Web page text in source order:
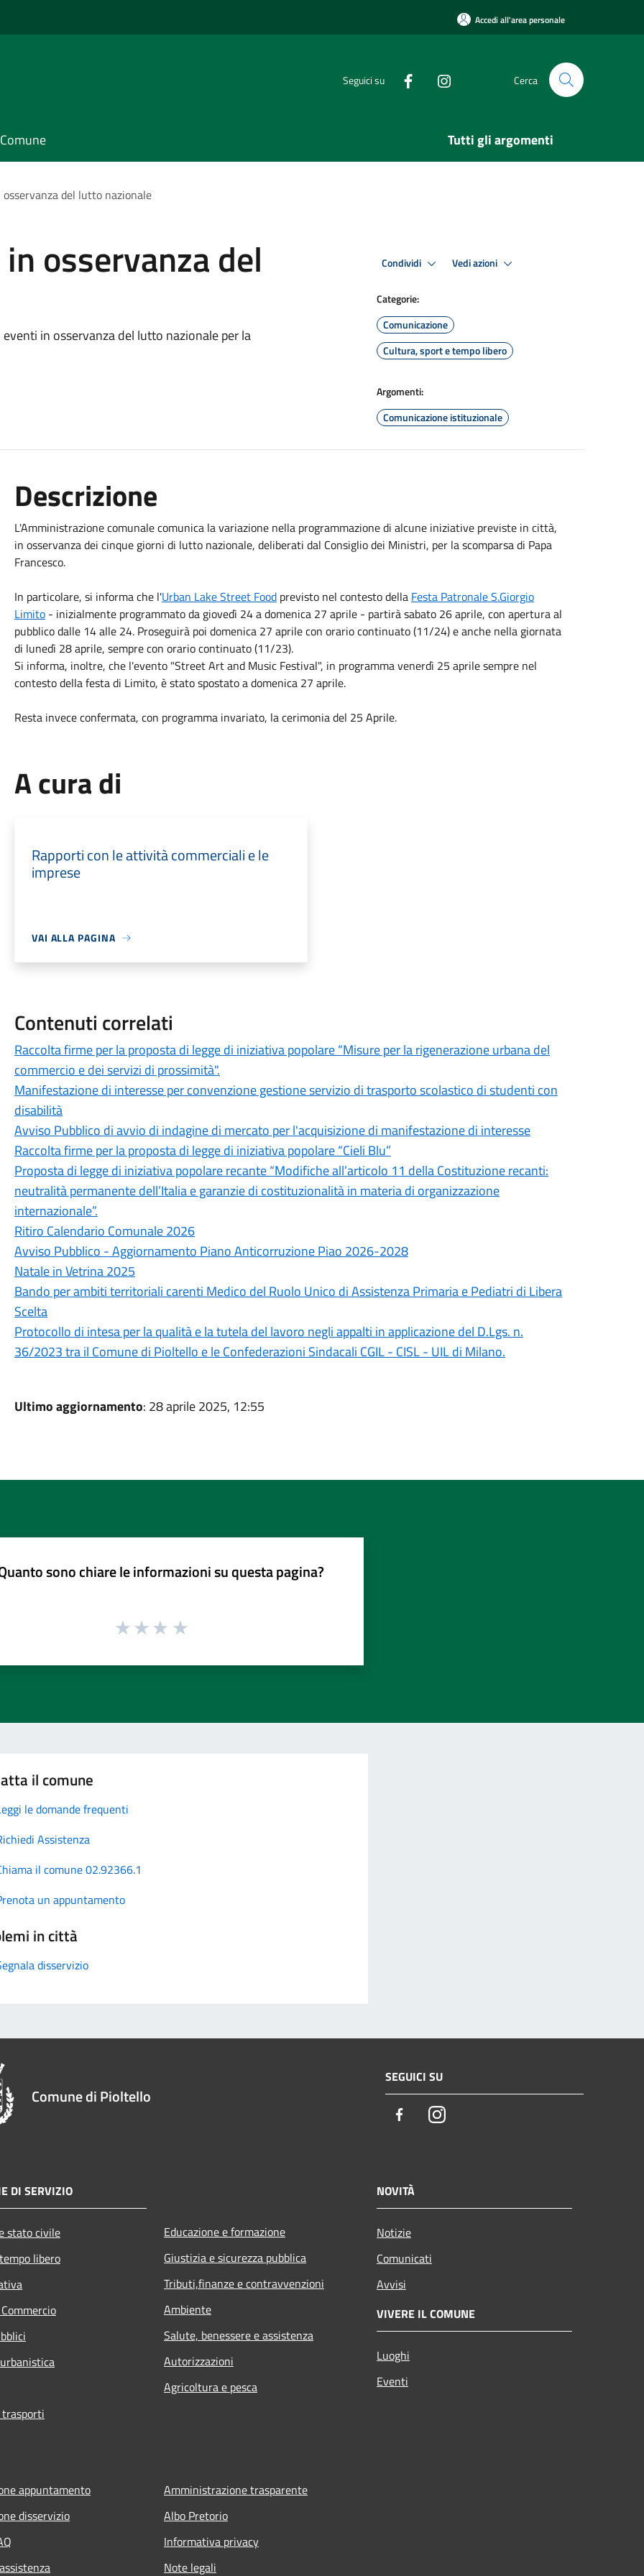
Accedi all'area personale
Seguici su Cerca
Tutti gli argomenti
del lutto nazionale
osservanza del
in osservanza del lutto nazionale per la
Condividi Vedi azioni
Categorie:
Comunicazione
Cultura, sport e tempo libero
Argomenti:
Comunicazione istituzionale
Descrizione
L'Amministrazione comunale comunica la variazione nella programmazione di alcune iniziative previste in città,
in osservanza dei cinque giorni di lutto nazionale, deliberati dal Consiglio dei Ministri, per la scomparsa di Papa
Francesco.
In particolare, si informa che l'Urban Lake Street Foodprevisto nel contesto della Festa Patronale S.Giorgio
Limito- inizialmente programmato da giovedì 24 a domenica 27 aprile - partirà sabato 26 aprile, con apertura al
pubblico dalle 14 alle 24. Proseguirà poi domenica 27 aprile con orario continuato (11/24) e anche nella giornata
di lunedì 28 aprile, sempre con orario continuato (11/23).
Si informa, inoltre, che l'evento "Street Art and Music Festival", in programma venerdì 25 aprile sempre nel
contesto della festa di Limito, è stato spostato a domenica 27 aprile.
Resta invece confermata, con programma invariato, la cerimonia del 25 Aprile.
A cura di
Rapporti con le attività commerciali e le
imprese
VAI ALLA PAGINA
Contenuti correlati
Raccolta firme per la proposta di legge di iniziativa popolare “Misure per la rigenerazione urbana del
commercio e dei servizi di prossimità".
Manifestazione di interesse per convenzione gestione servizio di trasporto scolastico di studenti con
disabilità
Avviso Pubblico di avvio di indagine di mercato per l'acquisizione di manifestazione di interesse
Raccolta firme per la proposta di legge di iniziativa popolare “Cieli Blu”
Proposta di legge di iniziativa popolare recante “Modifiche all’articolo 11 della Costituzione recanti:
neutralità permanente dell’Italia e garanzie di costituzionalità in materia di organizzazione
internazionale”.
Ritiro Calendario Comunale 2026
Avviso Pubblico - Aggiornamento Piano Anticorruzione Piao 2026-2028
Natale in Vetrina 2025
Bando per ambiti territoriali carenti Medico del Ruolo Unico di Assistenza Primaria e Pediatri di Libera
Scelta
Protocollo di intesa per la qualità e la tutela del lavoro negli appalti in applicazione del D.Lgs. n.
36/2023 tra il Comune di Pioltello e le Confederazioni Sindacali CGIL - CISL - UIL di Milano.
Ultimo aggiornamento: 28 aprile 2025, 12:55
sono chiare le informazioni su questa pagina?
il comune
le domande frequenti
Assistenza
il comune 02.92366.1
un appuntamento
in città
disservizio
Comune di Pioltello
SEGUICI SU
FacebookInstagram
DI SERVIZIO
stato civile
libero
Educazione e formazione
Giustizia e sicurezza pubblica
Tributi,finanze e contravvenzioni
Ambiente
Salute, benessere e assistenza
Autorizzazioni
Agricoltura e pesca
NOVITÀ
Notizie
Comunicati
Avvisi
VIVERE IL COMUNE
Luoghi
Eventi
appuntamento
disservizio
Amministrazione trasparente
Albo Pretorio
Informativa privacy
Note legali